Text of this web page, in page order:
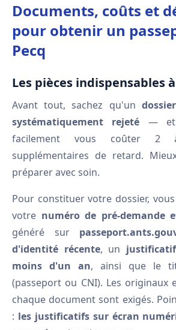
Documents, coûts et
pour obtenir un
Pecq
Les pièces indispensables
Avant tout, sachez qu'un
systématiquement rejeté — et
facilement vous coûter 2
supplémentaires de retard.
préparer avec soin.
Pour constituer votre dossier,
votre numéro de pré-demande
généré sur
d'identité récente, un
moins d'un an, ainsi que le
(passeport ou CNI). Les originaux
chaque document sont exigés.
: les justificatifs sur écran